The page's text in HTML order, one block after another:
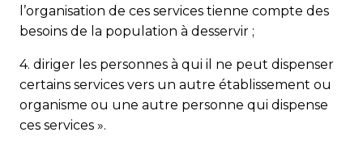
l’organisation de ces services tienne compte des
besoins de la population à desservir ;
4. diriger les personnes à qui il ne peut dispenser
certains services vers un autre établissement ou
organisme ou une autre personne qui dispense
ces services ».